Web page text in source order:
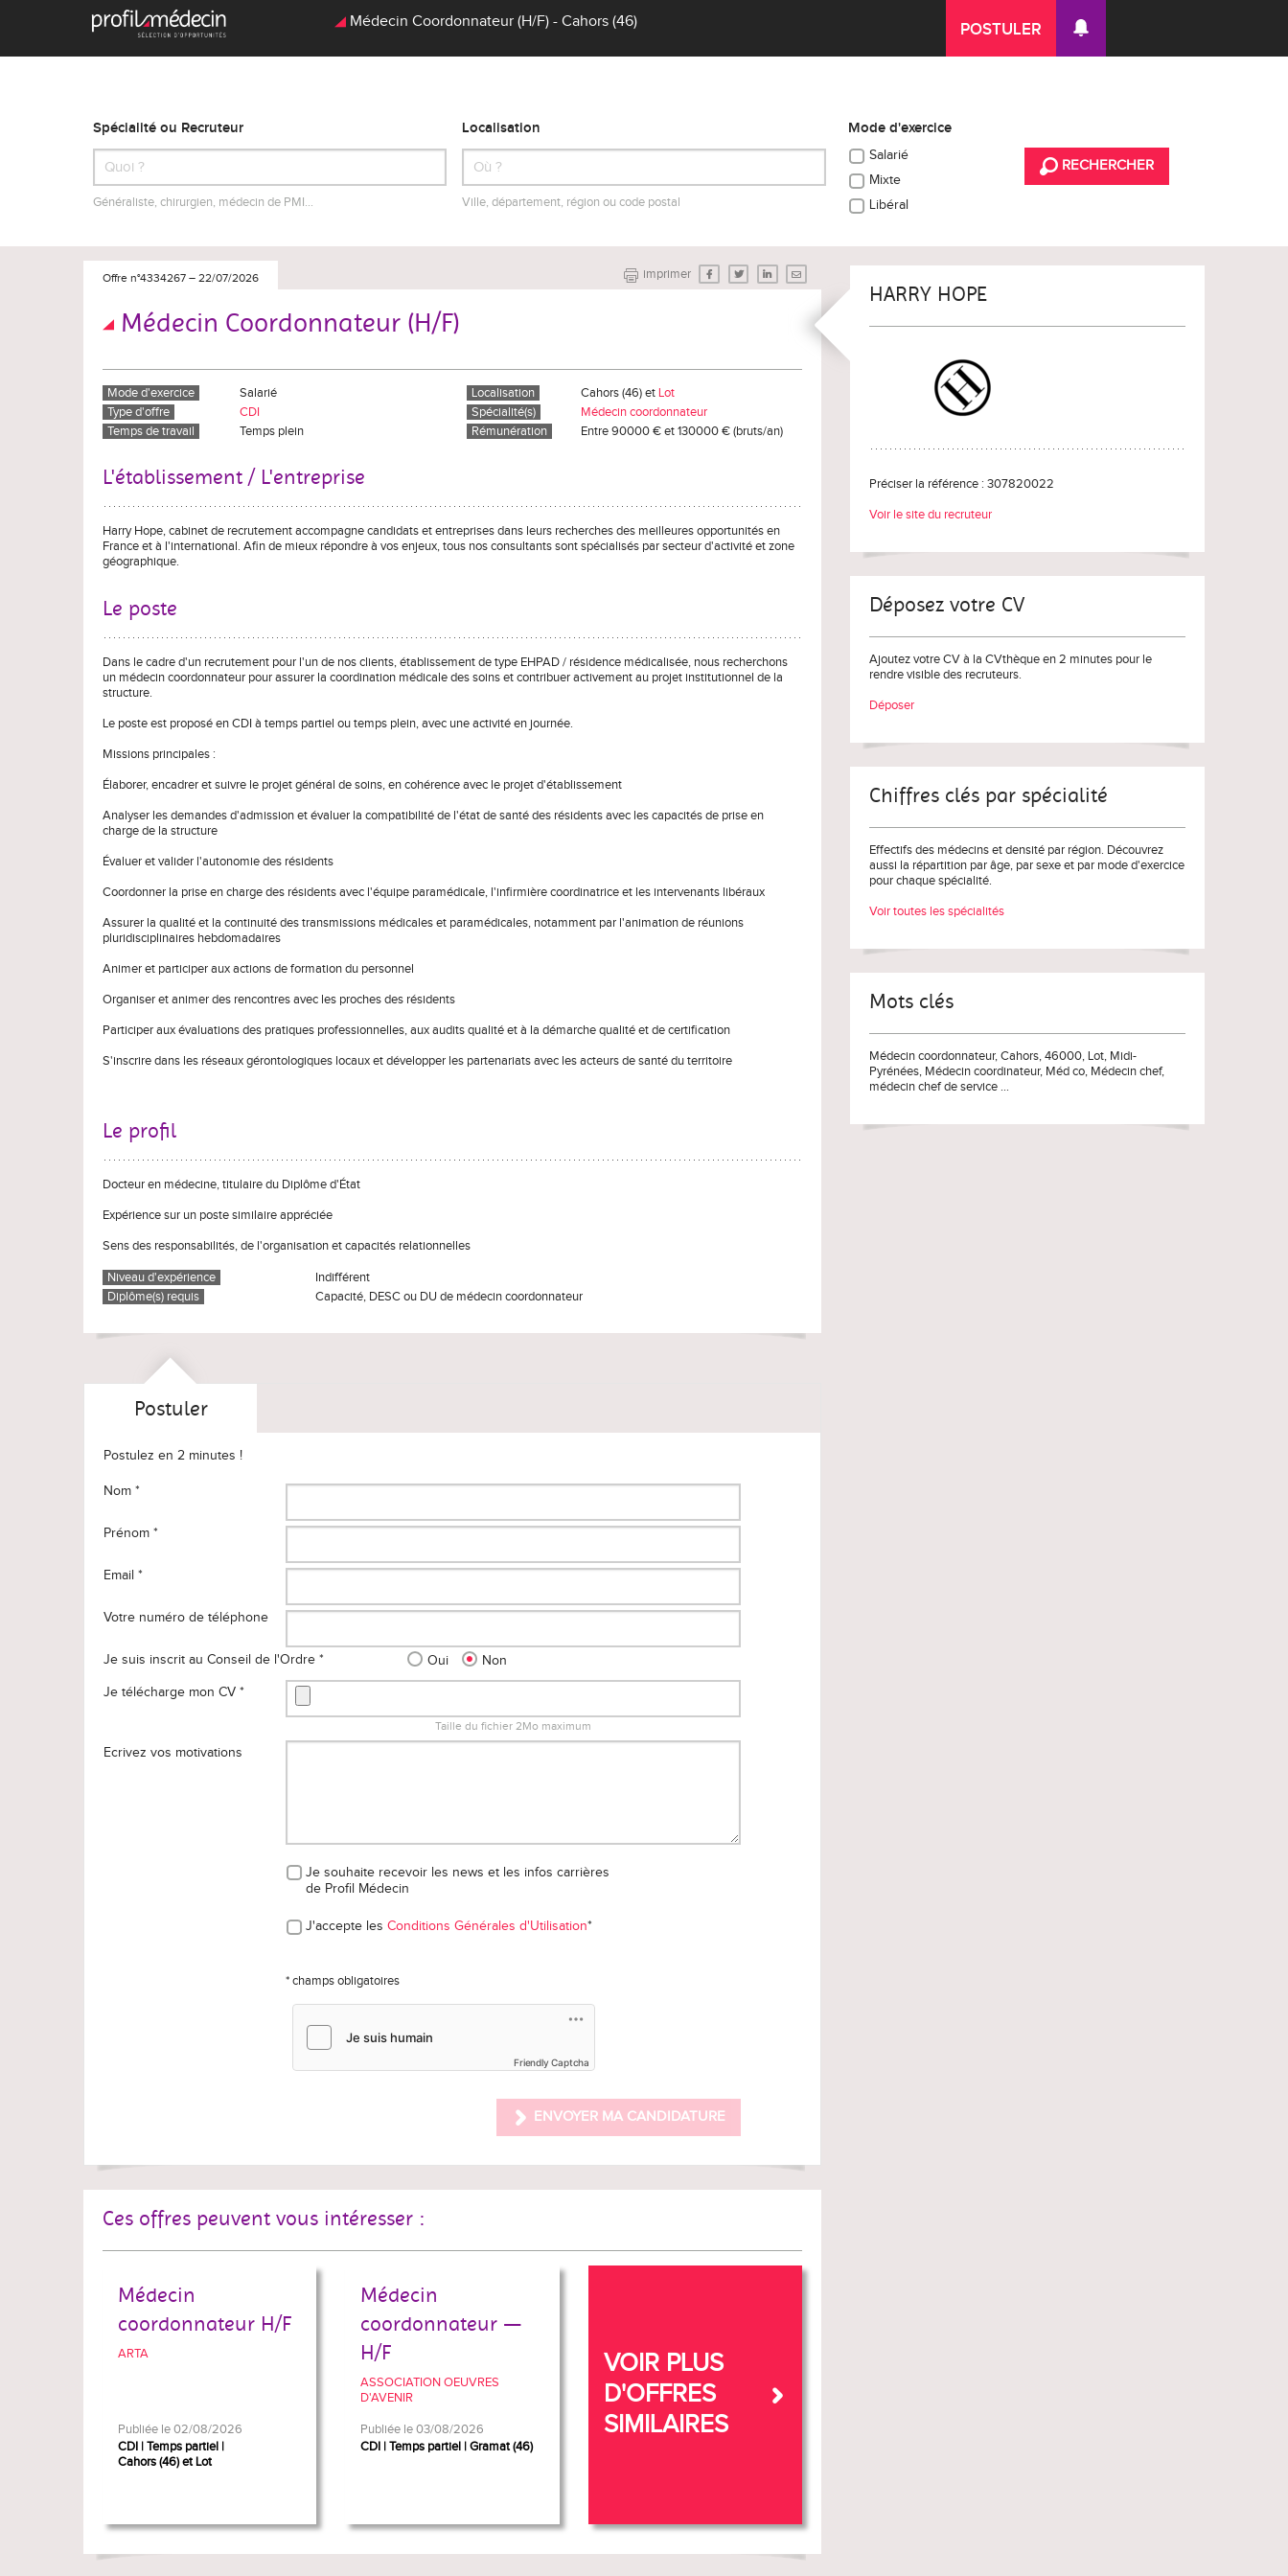
Médecin Coordonnateur (H/F) - Cahors (46) POSTULER
Spécialité ou Recruteur
Généraliste, chirurgien, médecin de PMI…
Localisation
Ville, département, région ou code postal
Mode d'exercice
Salarié
Mixte
Libéral
RECHERCHER
Offre n°4334267 – 22/07/2026 imprimer
Médecin Coordonnateur (H/F)
Mode d'exercice
Salarié
Type d'offre
CDI
Temps de travail
Temps plein
Localisation Cahors (46) etLot
Spécialité(s)
Médecin coordonnateur
Rémunération
Entre 90000 € et 130000 € (bruts/an)
L'établissement / L'entreprise
Harry Hope, cabinet de recrutement accompagne candidats et entreprises dans leurs recherches des meilleures opportunités en
France et à l'international. Afin de mieux répondre à vos enjeux, tous nos consultants sont spécialisés par secteur d'activité et zone
géographique.
Le poste
Dans le cadre d'un recrutement pour l'un de nos clients, établissement de type EHPAD / résidence médicalisée, nous recherchons
un médecin coordonnateur pour assurer la coordination médicale des soins et contribuer activement au projet institutionnel de la
structure.
Le poste est proposé en CDI à temps partiel ou temps plein, avec une activité en journée.
Missions principales :
Élaborer, encadrer et suivre le projet général de soins, en cohérence avec le projet d'établissement
Analyser les demandes d'admission et évaluer la compatibilité de l'état de santé des résidents avec les capacités de prise en
charge de la structure
Évaluer et valider l'autonomie des résidents
Coordonner la prise en charge des résidents avec l'équipe paramédicale, l'infirmière coordinatrice et les intervenants libéraux
Assurer la qualité et la continuité des transmissions médicales et paramédicales, notamment par l'animation de réunions
pluridisciplinaires hebdomadaires
Animer et participer aux actions de formation du personnel
Organiser et animer des rencontres avec les proches des résidents
Participer aux évaluations des pratiques professionnelles, aux audits qualité et à la démarche qualité et de certification
S'inscrire dans les réseaux gérontologiques locaux et développer les partenariats avec les acteurs de santé du territoire
Le profil
Docteur en médecine, titulaire du Diplôme d'État
Expérience sur un poste similaire appréciée
Sens des responsabilités, de l'organisation et capacités relationnelles
Niveau d'expérience
Indifférent
Diplôme(s) requis
Capacité, DESC ou DU de médecin coordonnateur
Postuler
Postulez en 2 minutes !
Nom *
Prénom *
Email *
Votre numéro de téléphone
Je suis inscrit au Conseil de l'Ordre * Oui
Non
Je télécharge mon CV *
Taille du fichier 2Mo maximum
Ecrivez vos motivations
Je souhaite recevoir les news et les infos carrières
de Profil Médecin
J'accepte les Conditions Générales d'Utilisation*
* champs obligatoires
Friendly Captcha
ENVOYER MA CANDIDATURE
Ces offres peuvent vous intéresser :
Médecin
coordonnateur H/F
ARTA
Publiée le 02/08/2026
CDI Temps partiel
Cahors (46) et Lot
Médecin
coordonnateur —
H/F
ASSOCIATION OEUVRES
D'AVENIR
Publiée le 03/08/2026
CDI Temps partiel Gramat (46)
VOIR PLUS
D'OFFRES
SIMILAIRES
HARRY HOPE
Préciser la référence : 307820022
Voir le site du recruteur
Déposez votre CV
Ajoutez votre CV à la CVthèque en 2 minutes pour le
rendre visible des recruteurs.
Déposer
Chiffres clés par spécialité
Effectifs des médecins et densité par région. Découvrez
aussi la répartition par âge, par sexe et par mode d'exercice
pour chaque spécialité.
Voir toutes les spécialités
Mots clés
Médecin coordonnateur, Cahors, 46000,Lot, Midi-
Pyrénées, Médecin coordinateur, Méd co, Médecin chef,
médecin chef de service ...